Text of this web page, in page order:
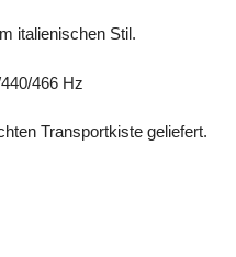
italienischen Stil.
466 Hz
Transportkiste geliefert.